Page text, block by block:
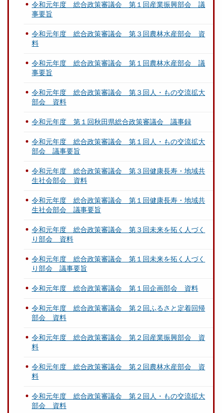
令和元年度 総合政策審議会 第１回産業振興部会 議
事要旨
令和元年度 総合政策審議会 第３回農林水産部会 資
料
令和元年度 総合政策審議会 第１回農林水産部会 議
事要旨
令和元年度 総合政策審議会 第３回人・もの交流拡大
部会 資料
令和元年度 第１回秋田県総合政策審議会 議事録
令和元年度 総合政策審議会 第１回人・もの交流拡大
部会 議事要旨
令和元年度 総合政策審議会 第３回健康長寿・地域共
生社会部会 資料
令和元年度 総合政策審議会 第１回健康長寿・地域共
生社会部会 議事要旨
令和元年度 総合政策審議会 第３回未来を拓く人づく
り部会 資料
令和元年度 総合政策審議会 第１回未来を拓く人づく
り部会 議事要旨
令和元年度 総合政策審議会 第１回企画部会 資料
令和元年度 総合政策審議会 第２回ふるさと定着回帰
部会 資料
令和元年度 総合政策審議会 第２回産業振興部会 資
料
令和元年度 総合政策審議会 第２回農林水産部会 資
料
令和元年度 総合政策審議会 第２回人・もの交流拡大
部会 資料